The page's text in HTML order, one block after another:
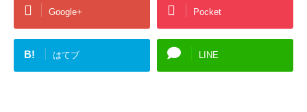
Google+ Pocket
B! はてブ LINE